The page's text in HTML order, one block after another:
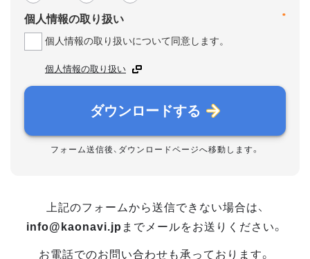
*
個人情報の取り扱い
個人情報の取り扱いについて同意します。
個人情報の取り扱い
ダウンロードする
フォーム送信後、ダウンロードページへ移動します。
上記のフォームから送信できない場合は、
info@kaonavi.jp までメールをお送りください。
お電話でのお問い合わせも承っております。